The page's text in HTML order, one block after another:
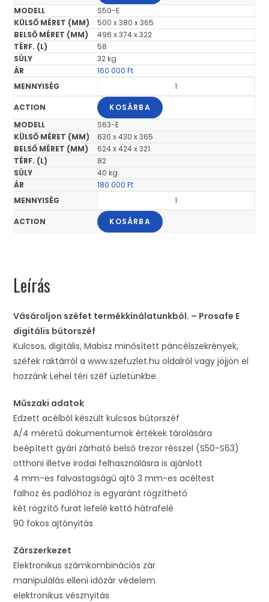
S50-E
500 x 380 x 365
496 x 374 x 322
58
32 kg
160 000Ft
KOSÁRBA
S63-E
630 x 430 x 365
624 x 424 x 321
82
40 kg
180 000Ft
KOSÁRBA
Leírás
Vásároljon széfet termékkínálatunkból. – Prosafe E
digitális bútorszéf
Kulcsos, digitális, Mabisz minősített páncélszekrények,
széfek raktárról a www.szefuzlet.hu oldalról vagy jöjjön el
hozzánk Lehel téri széf üzletünkbe.
Műszaki adatok
Edzett acélból készült kulcsos bútorszéf
A/4 méretű dokumentumok értékek tárolására
beépített gyári zárható belső trezor résszel (S50-S63)
otthoni illetve irodai felhasználásra is ajánlott
4 mm-es falvastagságú ajtó 3 mm-es acéltest
falhoz és padlóhoz is egyaránt rögzíthető
két rögzítő furat lefelé kettő hátrafelé
90 fokos ajtónyitás
Zárszerkezet
Elektronikus számkombinációs zár
manipulálás elleni időzár védelem
elektronikus vésznyitás